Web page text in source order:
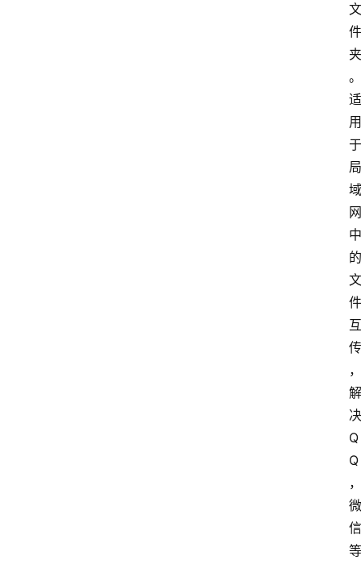
文
件
夹
。
适
用
于
局
域
网
中
的
文
件
互
传
，
解
决
Q
Q
，
微
信
等